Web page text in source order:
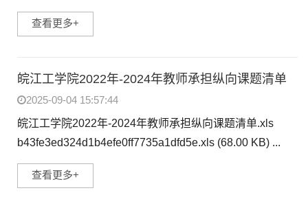
查看更多+
皖江工学院2022年-2024年教师承担纵向课题清单
2025-09-04 15:57:44
皖江工学院2022年-2024年教师承担纵向课题清单.xls
b43fe3ed324d1b4efe0ff7735a1dfd5e.xls (68.00 KB) ...
查看更多+